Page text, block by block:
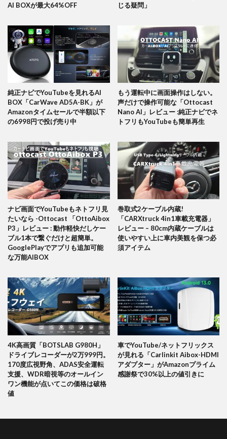
AI BOXが最大64%OFF
じる疑問」
純正ナビでYouTubeを見れるAI
BOX「CarWave AD5A-BK」が
Amazonタイムセールで半額以下
の6998円で投げ売り中
もう運転中に画面操作はしない。
声だけで操作可能な「Ottocast
Nano AI」レビュー :純正ナビでネ
トフリもYouTubeも簡単再生
ナビ画面でYouTubeもネトフリ見
たいなら -Ottocast 「OttoAibox
P3」レビュー : 動作軽快だしケー
ブル1本で繋ぐだけと超簡単。
GooglePlayでアプリも追加可能
な万能AIBOX
巻取式2ケーブル内蔵!
「CARXtruck 4in1車載充電器」
レビュー – 80cm内蔵ケーブルは
使いやすい上に車内美観を保つ必
須アイテム
4K高画質「BOTSLAB G980H」
ドライブレコーダーが2万999円。
170度広視野角、ADAS安全運転
支援、WDR暗視等のオールイン
ワン機能が点いてこの価格は破格
値
車でYouTube/ネットフリックス
が見れる「Carlinkit Aibox-HDMI
アダプター」がAmazonプライム
感謝祭で30%以上の値引きに